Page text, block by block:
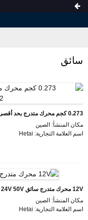
سائق
0.273 كجم محرك متدرج بحد أقصى 7.2A للمحرك السائر 28،35،39،42 مم
مكان المنشأ: الصين
اسم العلامة التجارية: Hetai
تفاصيل التغليف: كرتون مع صندوق
وقت التسليم: 7 ~ 10 أيام عمل
شروط الدفع: LC، D / P، T / T، Western Union، MoneyGram
قدرة العرض: 1000 قطعة / شهر
12V محرك متدرج سائق 24V 50V المباراة 0.3A 2.5A
مكان المنشأ: الصين
اسم العلامة التجارية: Hetai